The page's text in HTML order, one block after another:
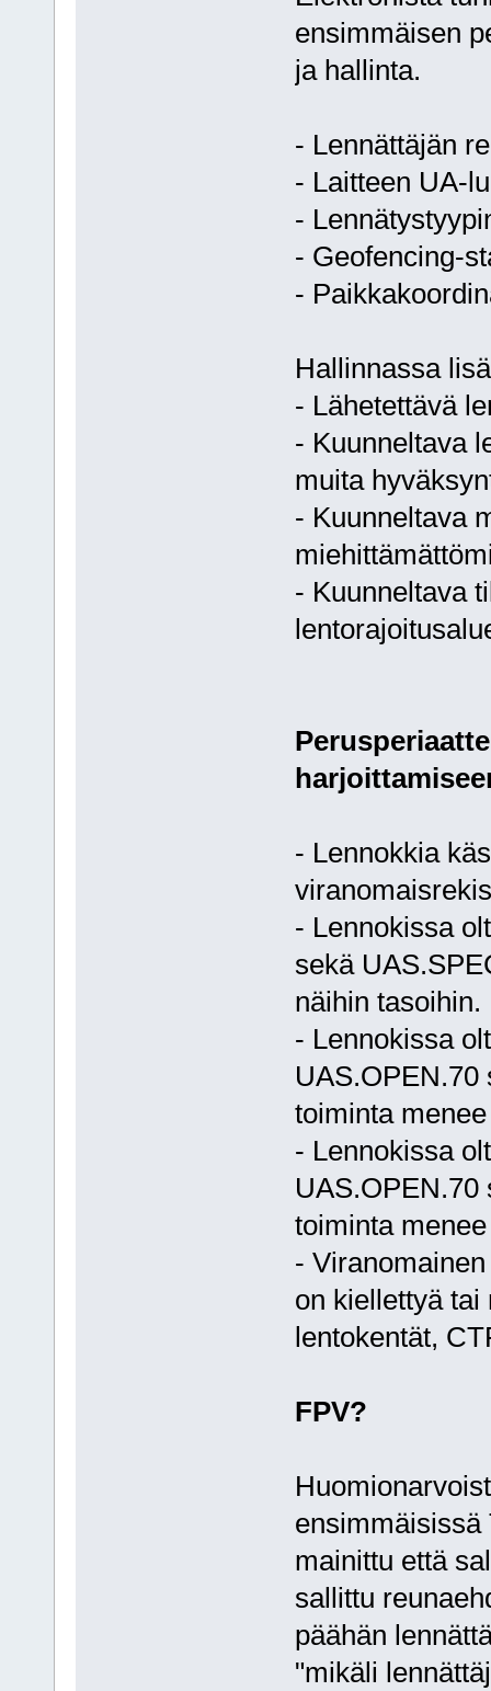
ensimmäisen
ja hallinta.
- Lennättäjän
- Laitteen UA-
-
- Geofencing-
-
Hallinnassa
- Lähetettävä
- Kuunneltava
muita
- Kuunneltava
- Kuunneltava
- Lennokkia
- Lennokissa
sekä
näihin tasoihin.
- Lennokissa
toiminta
- Lennokissa
toiminta
-
on kiellettyä tai
lentokentät,
FPV?
ensimmäisissä
mainittu että
sallittu
päähän
"mikäli